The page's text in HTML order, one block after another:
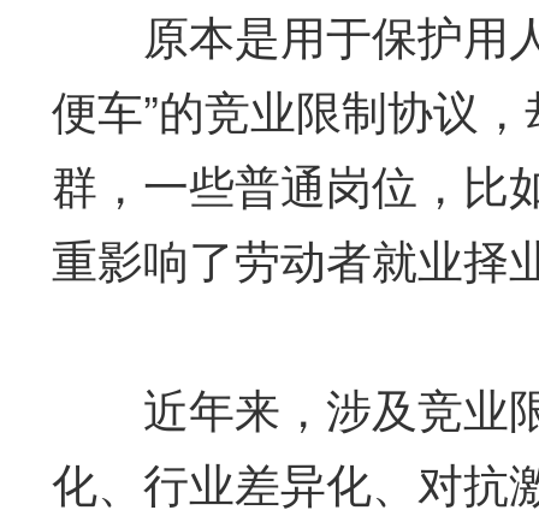
原本是用于保护用人
便车”的竞业限制协议
群，一些普通岗位，比
重影响了劳动者就业择
近年来，涉及竞业
化、行业差异化、对抗